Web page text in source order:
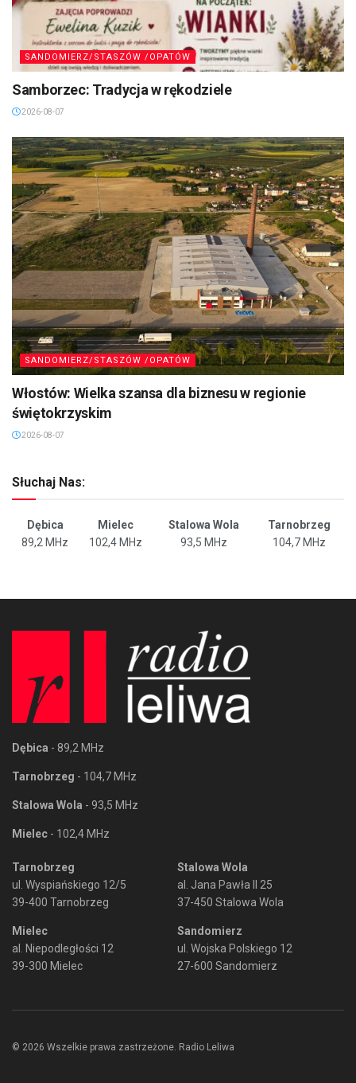
SANDOMIERZ/STASZÓW /OPATÓW
Samborzec: Tradycja w rękodziele
2026-08-07
SANDOMIERZ/STASZÓW /OPATÓW
Włostów: Wielka szansa dla biznesu w regionie
świętokrzyskim
2026-08-07
Słuchaj Nas:
Dębica Mielec Stalowa Wola
Tarnobrzeg
89,2 MHz
102,4 MHz 93,5 MHz 104,7 MHz
Dębica - 89,2 MHz
Tarnobrzeg - 104,7 MHz
Stalowa Wola - 93,5 MHz
Mielec - 102,4 MHz
Tarnobrzeg
ul. Wyspiańskiego 12/5
39-400 Tarnobrzeg
Mielec
al. Niepodległości 12
39-300 Mielec
Stalowa Wola
al. Jana Pawła II 25
37-450 Stalowa Wola
Sandomierz
ul. Wojska Polskiego 12
27-600 Sandomierz
© 2026 Wszelkie prawa zastrzeżone. Radio Leliwa